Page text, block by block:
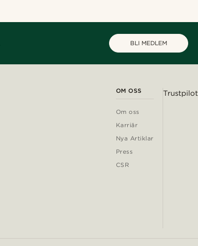
BLI MEDLEM
OM OSS
Om oss
Karriär
Nya Artiklar
Press
CSR
Trustpilot